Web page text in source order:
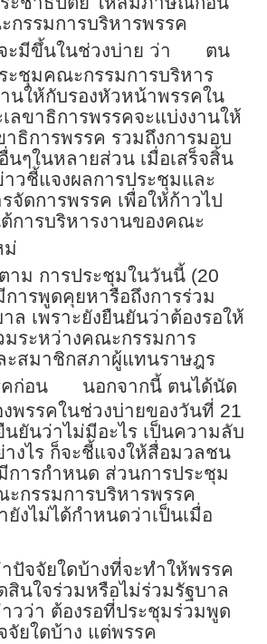
กรรมการบริหารพรรค
ะมีขึ้นในช่วงบ่าย ว่า
ตน
ะชุมคณะกรรมการบริหาร
นให้กับรองหัวหน้าพรรคใน
ลขาธิการพรรคจะแบ่งงานให้
ธิการพรรค รวมถึงการมอบ
ๆในหลายส่วน เมื่อเสร็จสิ้น
วชี้แจงผลการประชุมและ
จัดการพรรค เพื่อให้ก้าวไป
การบริหารงานของคณะ
ม่
าม การประชุมในวันนี้ (20
ารพูดคุยหารือถึงการร่วม
ล เพราะยังยืนยันว่าต้องรอให้
มระหว่างคณะกรรมการ
ะสมาชิกสภาผู้แทนราษฎร
ก่อน
นอกจากนี้ ตนได้นัด
พรรคในช่วงบ่ายของวันที่ 21
ยันว่าไม่มีอะไร เป็นความลับ
างไร ก็จะชี้แจงให้สื่อมวลชน
การกำหนด ส่วนการประชุม
กรรมการบริหารพรรค
ยังไม่ได้กำหนดว่าเป็นเมื่อ
ปัจจัยใดบ้างที่จะทำให้พรรค
นใจร่วมหรือไม่ร่วมรัฐบาล
วว่า ต้องรอที่ประชุมร่วมพูด
ยใดบ้าง แต่พรรค